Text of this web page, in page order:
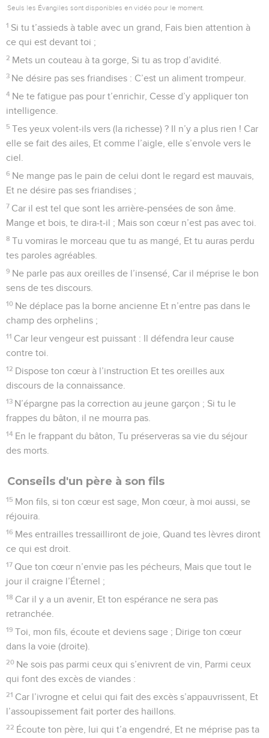
Seuls les Évangiles sont disponibles en vidéo pour le moment.
1 Si tu t’assieds à table avec un grand, Fais bien attention à
ce qui est devant toi ;
2 Mets un couteau à ta gorge, Si tu as trop d’avidité.
3 Ne désire pas ses friandises : C’est un aliment trompeur.
4 Ne te fatigue pas pour t’enrichir, Cesse d’y appliquer ton
intelligence.
5 Tes yeux volent-ils vers (la richesse) ? Il n’y a plus rien ! Car
elle se fait des ailes, Et comme l’aigle, elle s’envole vers le
ciel.
6 Ne mange pas le pain de celui dont le regard est mauvais,
Et ne désire pas ses friandises ;
7 Car il est tel que sont les arrière-pensées de son âme.
Mange et bois, te dira-t-il ; Mais son cœur n’est pas avec toi.
8 Tu vomiras le morceau que tu as mangé, Et tu auras perdu
tes paroles agréables.
9 Ne parle pas aux oreilles de l’insensé, Car il méprise le bon
sens de tes discours.
10 Ne déplace pas la borne ancienne Et n’entre pas dans le
champ des orphelins ;
11 Car leur vengeur est puissant : Il défendra leur cause
contre toi.
12 Dispose ton cœur à l’instruction Et tes oreilles aux
discours de la connaissance.
13 N’épargne pas la correction au jeune garçon ; Si tu le
frappes du bâton, il ne mourra pas.
14 En le frappant du bâton, Tu préserveras sa vie du séjour
des morts.
Conseils d'un père à son fils
15 Mon fils, si ton cœur est sage, Mon cœur, à moi aussi, se
réjouira.
16 Mes entrailles tressailliront de joie, Quand tes lèvres diront
ce qui est droit.
17 Que ton cœur n’envie pas les pécheurs, Mais que tout le
jour il craigne l’Éternel ;
18 Car il y a un avenir, Et ton espérance ne sera pas
retranchée.
19 Toi, mon fils, écoute et deviens sage ; Dirige ton cœur
dans la voie (droite).
20 Ne sois pas parmi ceux qui s’enivrent de vin, Parmi ceux
qui font des excès de viandes :
21 Car l’ivrogne et celui qui fait des excès s’appauvrissent, Et
l’assoupissement fait porter des haillons.
22 Écoute ton père, lui qui t’a engendré, Et ne méprise pas ta